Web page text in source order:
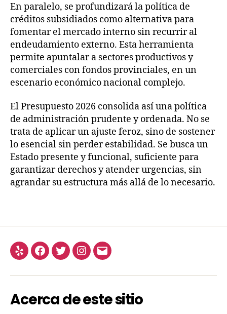
En paralelo, se profundizará la política de
créditos subsidiados como alternativa para
fomentar el mercado interno sin recurrir al
endeudamiento externo. Esta herramienta
permite apuntalar a sectores productivos y
comerciales con fondos provinciales, en un
escenario económico nacional complejo.
El Presupuesto 2026 consolida así una política
de administración prudente y ordenada. No se
trata de aplicar un ajuste feroz, sino de sostener
lo esencial sin perder estabilidad. Se busca un
Estado presente y funcional, suficiente para
garantizar derechos y atender urgencias, sin
agrandar su estructura más allá de lo necesario.
Acerca de este sitio